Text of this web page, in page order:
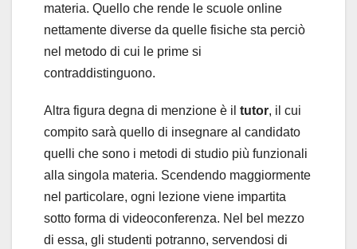
materia. Quello che rende le scuole online
nettamente diverse da quelle fisiche sta perciò
nel metodo di cui le prime si
contraddistinguono.
Altra figura degna di menzione è il tutor, il cui
compito sarà quello di insegnare al candidato
quelli che sono i metodi di studio più funzionali
alla singola materia. Scendendo maggiormente
nel particolare, ogni lezione viene impartita
sotto forma di videoconferenza. Nel bel mezzo
di essa, gli studenti potranno, servendosi di